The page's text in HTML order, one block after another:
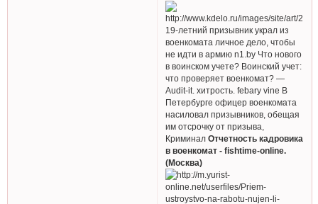
19-летний призывник украл из
военкомата личное дело, чтобы
не идти в армию n1.by Что нового
в воинском учете? Воинский учет:
что проверяет военкомат? —
Audit-it. хитрость. febary vine В
Петербурге офицер военкомата
насиловал призывников, обещая
им отсрочку от призыва,
КриминалОтчетность кадровика
в военкомат - fishtime-online.
(Москва)